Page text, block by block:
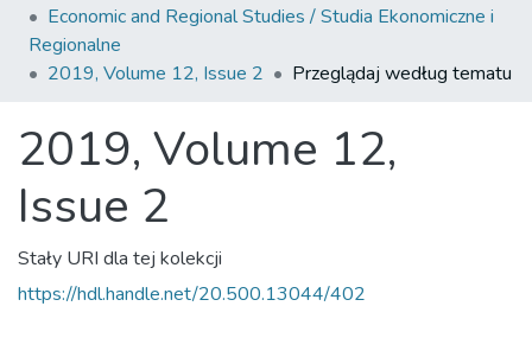
Całe Repozytorium
Economic and Regional Studies / Studia Ekonomiczne i
Regionalne
2019, Volume 12, Issue 2
Przeglądaj według tematu
2019, Volume 12,
Issue 2
Stały URI dla tej kolekcji
https://hdl.handle.net/20.500.13044/402